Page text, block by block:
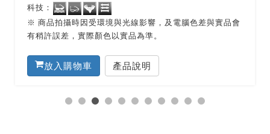
科技：
※ 商品拍攝時因受環境與光線影響，及電腦色差與實品會
有稍許誤差，實際顏色以實品為準。​
放入購物車 產品說明